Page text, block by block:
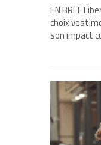
EN BREF
choix
son impact